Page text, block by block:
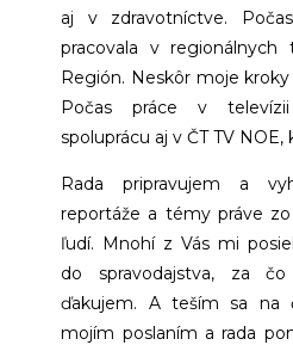
aj v zdravotníctve.
pracovala v regionálnych
Región. Neskôr moje
Počas práce v
spoluprácu aj v ČT TV
Rada pripravujem a
reportáže a témy práve
ľudí. Mnohí z Vás mi
do spravodajstva, za
ďakujem. A teším sa na
mojím poslaním a rada